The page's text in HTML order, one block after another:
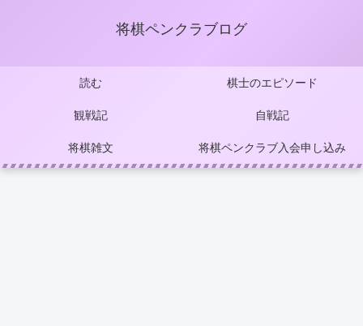
将棋ペンクラブログ
読む 棋士のエピソード
観戦記 自戦記
将棋雑文 将棋ペンクラブ入会申し込み